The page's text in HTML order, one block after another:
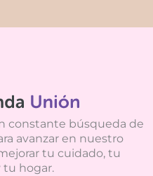
constante búsqueda de
avanzar en nuestro
tu cuidado, tu
tu hogar.